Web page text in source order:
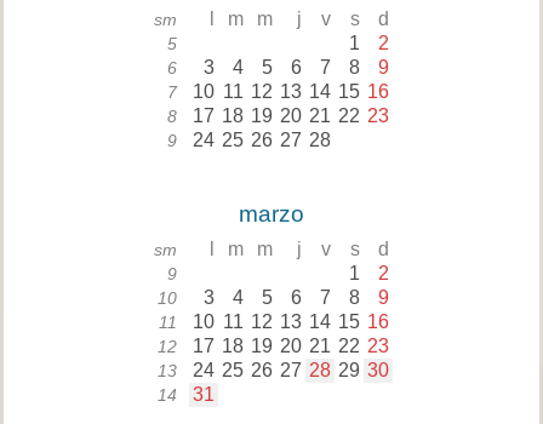
sm m m j v s d
5 1 2
6 3 4 5 6 7 8 9
7 10 11 12 13 14 15 16
8 17 18 19 20 21 22 23
9 24 25 26 27 28
marzo
sm m m j v s d
9 1 2
10 3 4 5 6 7 8 9
11 10 11 12 13 14 15 16
12 17 18 19 20 21 22 23
13 24 25 26 27 28 29 30
14 31